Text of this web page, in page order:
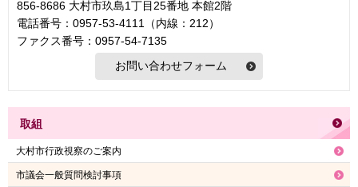
856-8686 大村市玖島1丁目25番地 本館2階
電話番号：0957-53-4111（内線：212）
ファクス番号：0957-54-7135
取組
大村市行政視察のご案内
市議会一般質問検討事項